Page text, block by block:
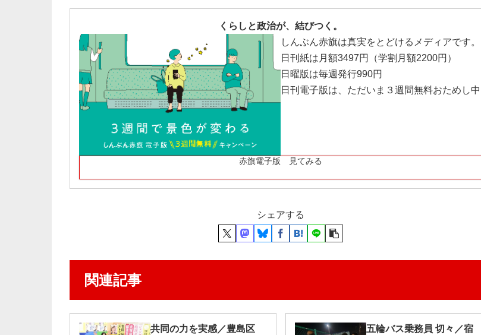
くらしと政治が、結びつく。
しんぶん赤旗は真実をとどけるメディアです。
日刊紙は月額3497円（学割月額2200円）
日曜版は毎週発行990円
日刊電子版は、ただいま３週間無料おためし中
赤旗電子版 見てみる
シェアする
関連記事
共同の力を実感／豊島区
五輪バス乗務員 切々／宿